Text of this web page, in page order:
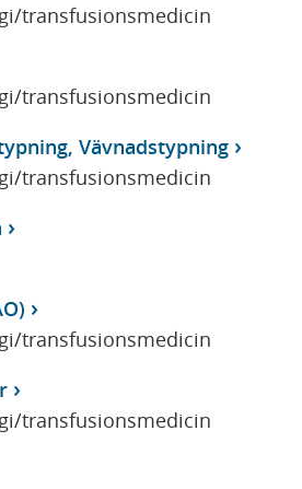
transfusionsmedicin
transfusionsmedicin
Vävnadstypning
transfusionsmedicin
transfusionsmedicin
transfusionsmedicin